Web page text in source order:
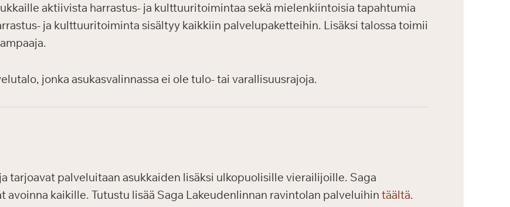
aktiivista harrastus- ja kulttuuritoimintaa sekä mielenkiintoisia tapahtumia
ja kulttuuritoiminta sisältyy kaikkiin palvelupaketteihin. Lisäksi talossa toimii
jonka asukasvalinnassa ei ole tulo- tai varallisuusrajoja.
tarjoavat palveluitaan asukkaiden lisäksi ulkopuolisille vierailijoille. Saga
avoinna kaikille. Tutustu lisää Saga Lakeudenlinnan ravintolan palveluihin täältä.